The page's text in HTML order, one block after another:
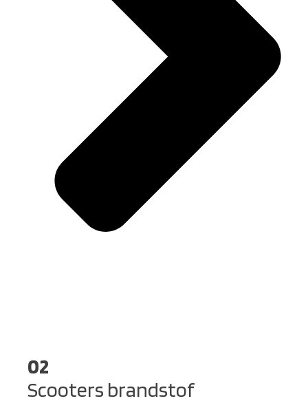
02
Scooters brandstof